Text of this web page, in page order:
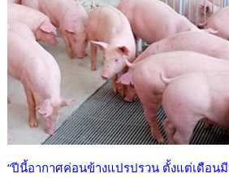
“ปีนี้อากาศค่อนข้างแปรปรวน ตั้งแต่เดือน